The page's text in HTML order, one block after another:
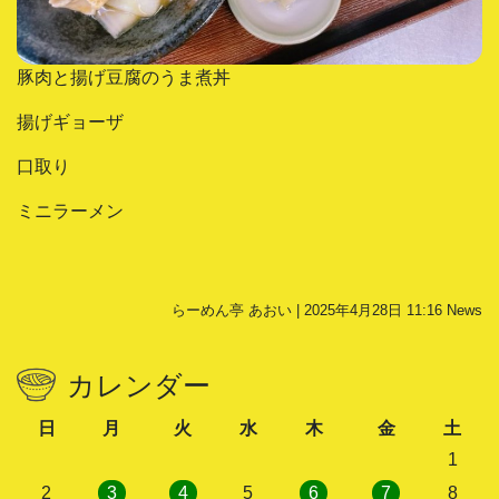
豚肉と揚げ豆腐のうま煮丼
揚げギョーザ
口取り
ミニラーメン
らーめん亭 あおい | 2025年4月28日 11:16 News
カレンダー
日 月 火 水 木 金
土
1
2
3 4 5 6 7 8